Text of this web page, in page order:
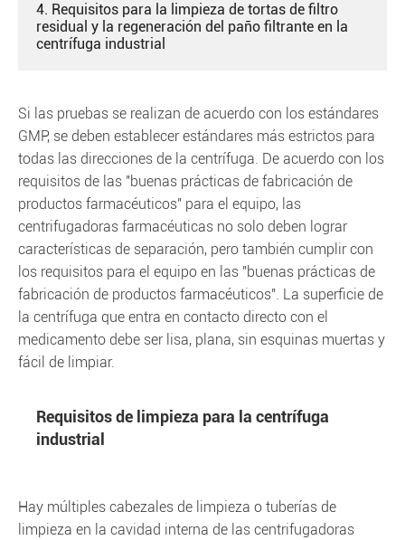
4. Requisitos para la limpieza de tortas de filtro
residual y la regeneración del paño filtrante en la
centrífuga industrial
Si las pruebas se realizan de acuerdo con los estándares
GMP, se deben establecer estándares más estrictos para
todas las direcciones de la centrífuga. De acuerdo con los
requisitos de las "buenas prácticas de fabricación de
productos farmacéuticos" para el equipo, las
centrifugadoras farmacéuticas no solo deben lograr
características de separación, pero también cumplir con
los requisitos para el equipo en las "buenas prácticas de
fabricación de productos farmacéuticos". La superficie de
la centrífuga que entra en contacto directo con el
medicamento debe ser lisa, plana, sin esquinas muertas y
fácil de limpiar.
Requisitos de limpieza para la centrífuga
industrial
Hay múltiples cabezales de limpieza o tuberías de
limpieza en la cavidad interna de las centrifugadoras